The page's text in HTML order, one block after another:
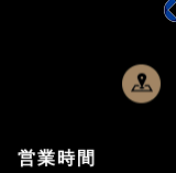
営業時間